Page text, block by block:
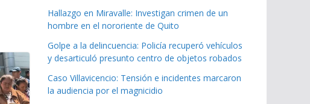
Hallazgo en Miravalle: Investigan crimen de un
hombre en el nororiente de Quito
Golpe a la delincuencia: Policía recuperó vehículos
y desarticuló presunto centro de objetos robados
Caso Villavicencio: Tensión e incidentes marcaron
la audiencia por el magnicidio